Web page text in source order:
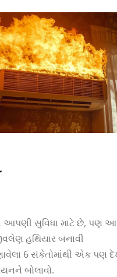
સુવિધા માટે છે, પણ
હથિયાર બનાવી
6 સંકેતોમાંથી એક પણ
બોલાવો.